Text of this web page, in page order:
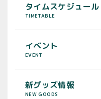
タイムスケジュール
TIMETABLE
イベント
EVENT
新グッズ情報
NEW GOODS